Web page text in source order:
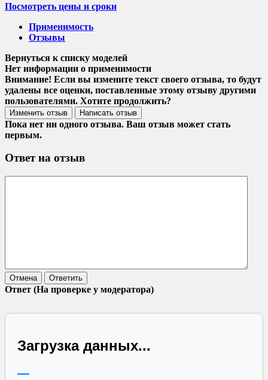
Посмотреть цены и сроки
Применимость
Отзывы
Нет информации о применимости
Внимание! Если вы измените текст своего отзыва, то будут
удалены все оценки, поставленные этому отзыву другими
пользователями. Хотите продолжить?
Пока нет ни одного отзыва. Ваш отзыв может стать
первым.
Ответ на отзыв
Ответ (На проверке у модератора)
Загрузка данных...
—